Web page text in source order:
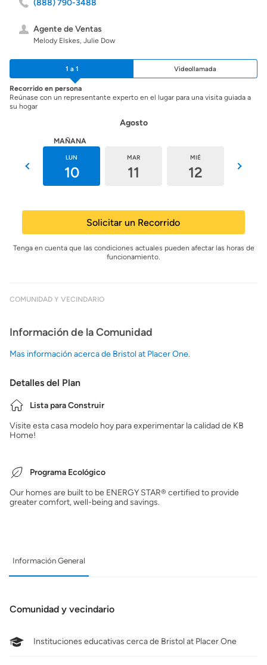
(888) 790-3488
Agente de Ventas
Melody Elskes, Julie Dow
1 a 1 Videollamada
Recorrido en persona
Reúnase con un representante experto en el lugar para una visita guiada a
su hogar
Agosto
MAÑANA
LUN
10
MAR
11
MIÉ
12
Solicitar un Recorrido
Tenga en cuenta que las condiciones actuales pueden afectar las horas de
funcionamiento.
COMUNIDAD Y VECINDARIO
Información de la Comunidad
Mas información acerca de Bristol at Placer One.
Detalles del Plan
Lista para Construir
Visite esta casa modelo hoy para experimentar la calidad de KB
Home!
Programa Ecológico
Our homes are built to be ENERGY STAR® certified to provide
greater comfort, well-being and savings.
Información General
Comunidad y vecindario
Instituciones educativas cerca de Bristol at Placer One